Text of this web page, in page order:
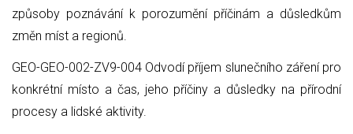
způsoby poznávání k porozumění příčinám a důsledkům
změn míst a regionů.
GEO-GEO-002-ZV9-004 Odvodí příjem slunečního záření pro
konkrétní místo a čas, jeho příčiny a důsledky na přírodní
procesy a lidské aktivity.